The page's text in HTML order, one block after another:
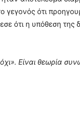
γεγονός ότι
ότι η υπόθεση της
Είναι θεωρία